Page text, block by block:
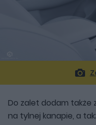
Do zalet dodam także
na tylnej kanapie, a